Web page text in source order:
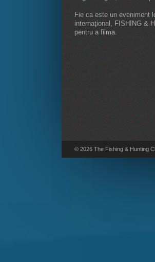
Fie ca este un eveniment
internaţional, FISHING &
pentru a filma.
© 2026 The Fishing & Hunting